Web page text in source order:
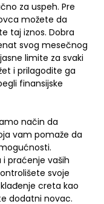
za uspeh. Pre
možete da
taj iznos. Dobra
svog mesečnog
limite za svaki
i prilagodite ga
finansijske
način da
vam pomaže da
i praćenje vaših
svoje
creta kao
dodatni novac.